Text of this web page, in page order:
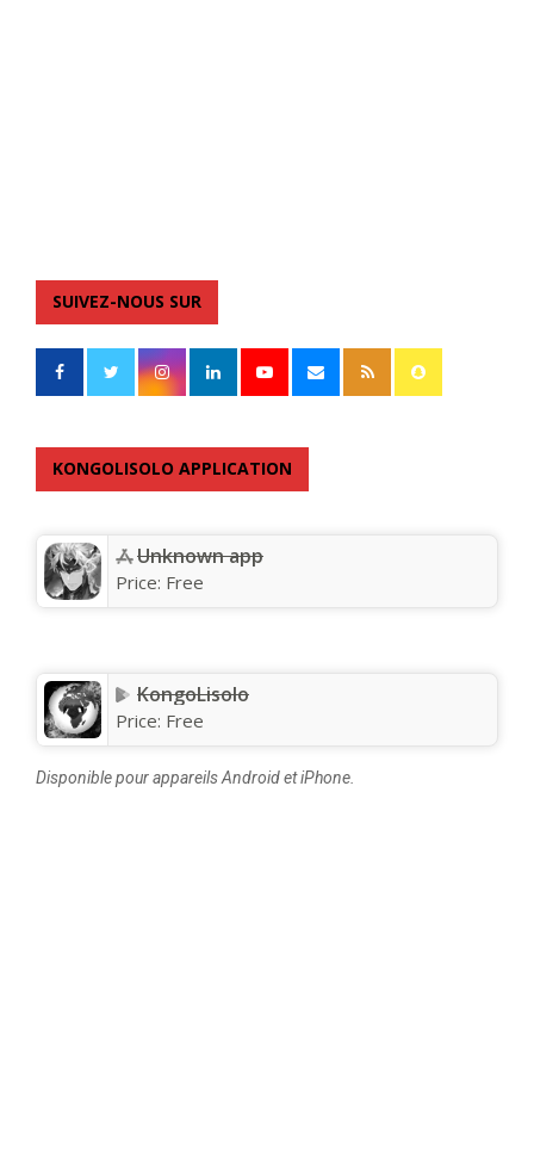
SUIVEZ-NOUS SUR
KONGOLISOLO APPLICATION
Unknown app
Price: Free
KongoLisolo
Price: Free
Disponible pour appareils Android et iPhone.